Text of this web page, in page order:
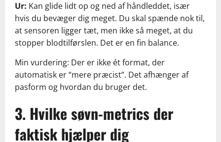
Ur: Kan glide lidt op og ned af håndleddet, især
hvis du bevæger dig meget. Du skal spænde nok til,
at sensoren ligger tæt, men ikke så meget, at du
stopper blodtilførslen. Det er en fin balance.
Min vurdering: Der er ikke ét format, der
automatisk er “mere præcist”. Det afhænger af
pasform og hvordan du bruger det.
3. Hvilke søvn-metrics der
faktisk hjælper dig